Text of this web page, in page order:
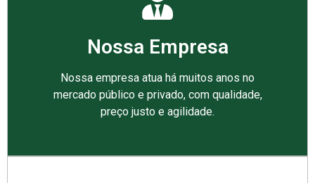
Nossa Empresa
Nossa empresa atua há muitos anos no
mercado público e privado, com qualidade,
preço justo e agilidade.